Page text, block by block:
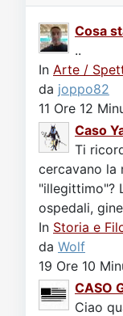
Cosa
..
In Arte /
da joppo82
11 Ore 12
Caso
Ti
cercavano la
"illegittimo"?
ospedali,
In Storia e
da Wolf
19 Ore 10
CASO
Ciao